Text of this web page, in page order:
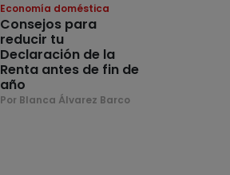
Economía doméstica
Consejos para
reducir tu
Declaración de la
Renta antes de fin de
año
Por Blanca Álvarez Barco